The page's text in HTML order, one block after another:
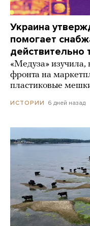
Украина
помогает
действительно
«Медуза» изучила,
фронта на
пластиковые
ИСТОРИИ 6 дней назад